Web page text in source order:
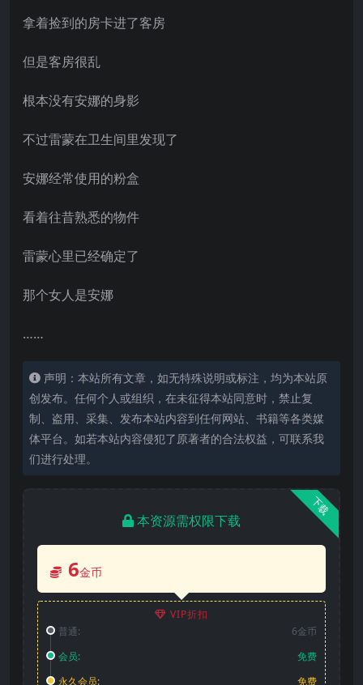
拿着捡到的房卡进了客房
但是客房很乱
根本没有安娜的身影
不过雷蒙在卫生间里发现了
安娜经常使用的粉盒
看着往昔熟悉的物件
雷蒙心里已经确定了
那个女人是安娜
……
声明：本站所有文章，如无特殊说明或标注，均为本站原
创发布。任何个人或组织，在未征得本站同意时，禁止复
制、盗用、采集、发布本站内容到任何网站、书籍等各类媒
体平台。如若本站内容侵犯了原著者的合法权益，可联系我
们进行处理。
下载
本资源需权限下载
6金币
VIP折扣
普通:
6金币
会员:
免费
永久会员:
免费